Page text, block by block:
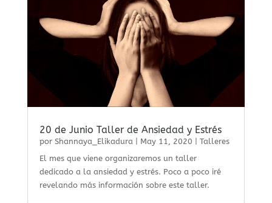
20 de Junio Taller de Ansiedad y Estrés
por Shannaya_Elikadura| May 11, 2020
Talleres
El mes que viene organizaremos un taller
dedicado a la ansiedad y estrés. Poco a poco iré
revelando más información sobre este taller.